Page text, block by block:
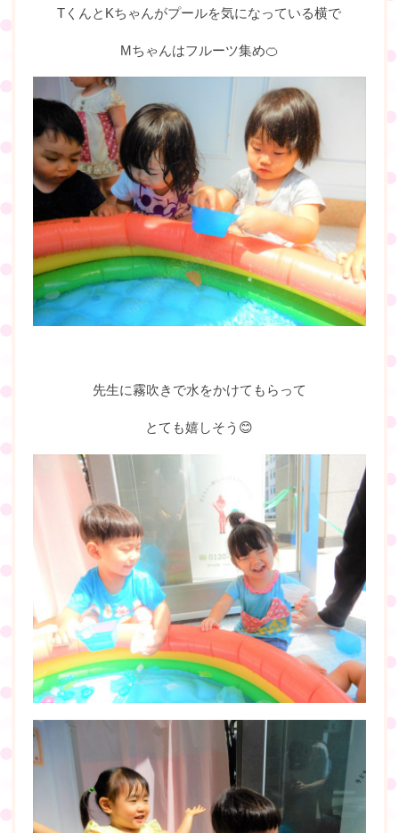
TくんとKちゃんがプールを気になっている横で
Mちゃんはフルーツ集め🍊
先生に霧吹きで水をかけてもらって
とても嬉しそう😊